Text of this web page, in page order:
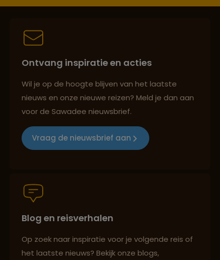
Persoonlijk en deskundig reisadvies
Reizen met oog voor mens, cultuur en milieu
Persoonlijk en deskundig reisadvies
Ontvang inspiratie en acties
Wil je op de hoogte blijven van het laatste
nieuws en onze nieuwe reizen? Meld je dan aan
voor de Sawadee nieuwsbrief.
Vraag de nieuwsbrief aan
Blog en reisverhalen
Op zoek naar inspiratie voor je volgende reis of
het laatste nieuws? Bekijk onze blogs,